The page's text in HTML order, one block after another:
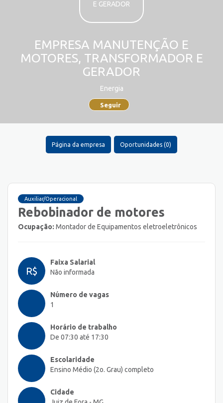
EMPRESA MANUTENÇÃO E
MOTORES, TRANSFORMADOR E
GERADOR
Energia
Seguir
Página da empresa Oportunidades (0)
Auxiliar/Operacional
Rebobinador de motores
Ocupação: Montador de Equipamentos eletroeletrônicos
R$
Faixa Salarial
Não informada
Número de vagas
1
Horário de trabalho
De 07:30 até 17:30
Escolaridade
Ensino Médio (2o. Grau) completo
Cidade